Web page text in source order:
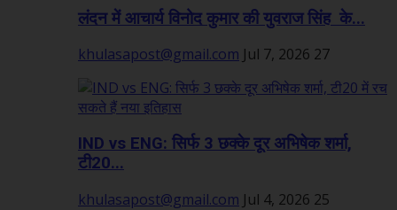
लंदन में आचार्य विनोद कुमार की युवराज सिंह के...
khulasapost@gmail.com Jul 7, 2026 27
IND vs ENG: सिर्फ 3 छक्के दूर अभिषेक शर्मा,
टी20...
khulasapost@gmail.com Jul 4, 2026 25